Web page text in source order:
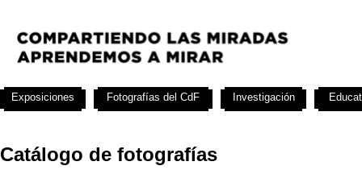
Catálogo de fotografías
Exposiciones Fotografías del CdF Investigación